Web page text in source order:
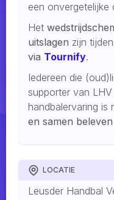
een onvergetelijke
Het
uitslagen zijn
via Tournify.
Iedereen die
supporter van
handbalervaring is
en samen
LOCATIE
Leusder Handbal